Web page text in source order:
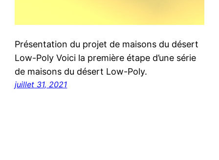
Présentation du projet de maisons du désert
Low-Poly Voici la première étape d’une série
de maisons du désert Low-Poly.
juillet 31, 2021